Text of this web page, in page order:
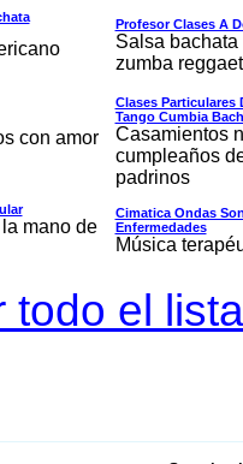
Profesor Clases A
Salsa
zumba
con amor
Clases Particulares
Tango Cumbia
Casamientos
cumpleaños
padrinos
mano de
Cimatica Ondas
Enfermedades
Música
todo el